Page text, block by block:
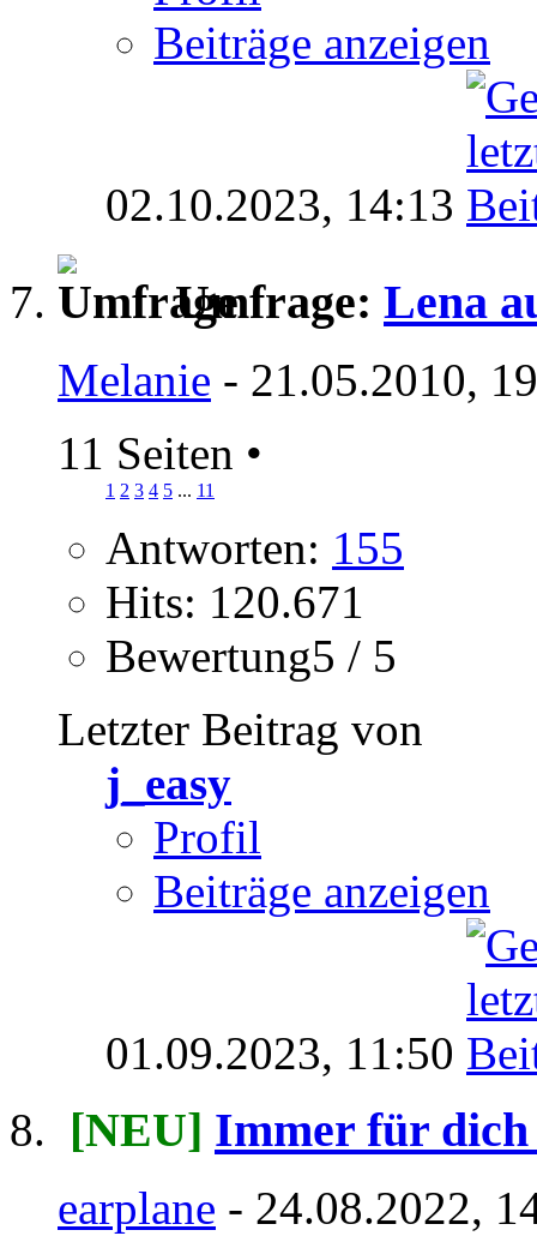
Beiträge anzeigen
02.10.2023, 14:13
Umfrage: Lena
Melanie - 21.05.2010,
11 Seiten •
1 2 3 4 5 ... 11
Antworten: 155
Hits: 120.671
Bewertung5 / 5
Letzter Beitrag von
j_easy
Profil
Beiträge anzeigen
01.09.2023, 11:50
[NEU] Immer für
earplane - 24.08.2022,